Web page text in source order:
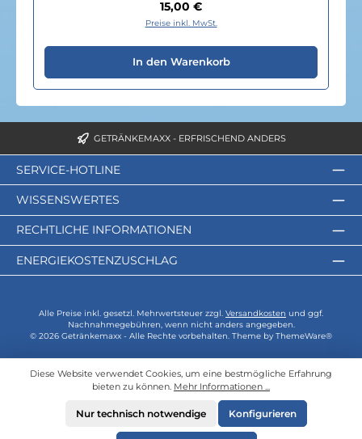
Regulärer Preis:
15,00 €
Preise inkl. MwSt.
In den Warenkorb
GETRÄNKEMAXX - ERFRISCHEND ANDERS
SERVICE-HOTLINE
WISSENSWERTES
RECHTLICHE INFORMATIONEN
ENERGIEKOSTENZUSCHLAG
Alle Preise inkl. gesetzl. Mehrwertsteuer zzgl. Versandkosten und ggf.
Nachnahmegebühren, wenn nicht anders angegeben.
© 2026 Getränkemaxx - Alle Rechte vorbehalten. Theme by ThemeWare®
Diese Website verwendet Cookies, um eine bestmögliche Erfahrung
bieten zu können. Mehr Informationen ...
Nur technisch notwendige Konfigurieren